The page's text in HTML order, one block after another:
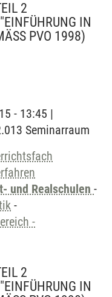
2
IN
PVO 1998)
- 13:45 |
Seminarraum
und Realschulen -
-
-
2
IN